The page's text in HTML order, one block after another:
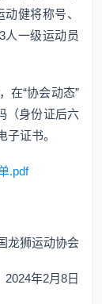
健将称号、
人一级运动员
在“协会动态”
（身份证后六
证书。
.pdf
龙狮运动协会
2024年2月8日